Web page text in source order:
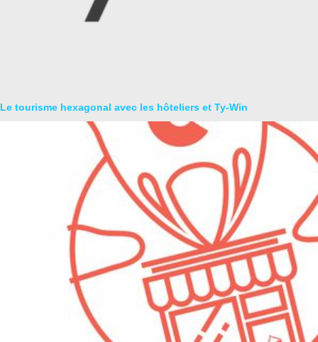
Le tourisme hexagonal avec les hôteliers et Ty-Win